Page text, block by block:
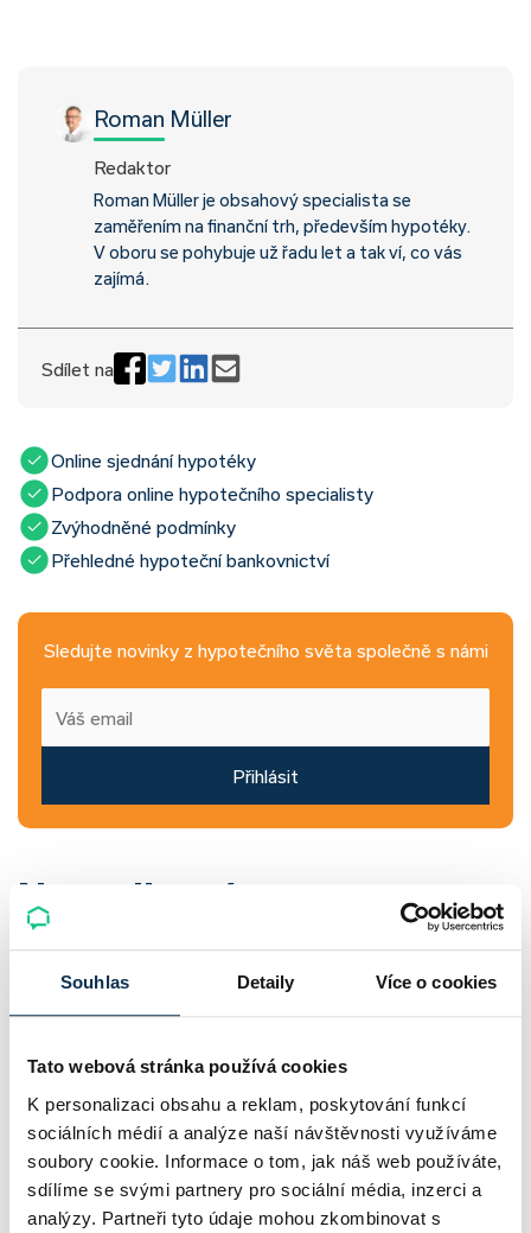
Souhlas Detaily Více o cookies
Tato webová stránka používá cookies
K personalizaci obsahu a reklam, poskytování funkcí
sociálních médií a analýze naší návštěvnosti využíváme
soubory cookie. Informace o tom, jak náš web používáte,
sdílíme se svými partnery pro sociální média, inzerci a
analýzy. Partneři tyto údaje mohou zkombinovat s
Roman Müller
Redaktor
Roman Müller je obsahový specialista se
zaměřením na finanční trh, především hypotéky.
V oboru se pohybuje už řadu let a tak ví, co vás
zajímá.
Sdílet na
Online sjednání hypotéky
Podpora online hypotečního specialisty
Zvýhodněné podmínky
Přehledné hypoteční bankovnictví
Sledujte novinky z hypotečního světa společně s námi
Přihlásit
Napsali o nás
★ ★ ★ ★
Všechna hodnocení